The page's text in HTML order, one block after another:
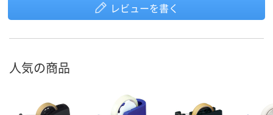
レビューを書く
人気の商品